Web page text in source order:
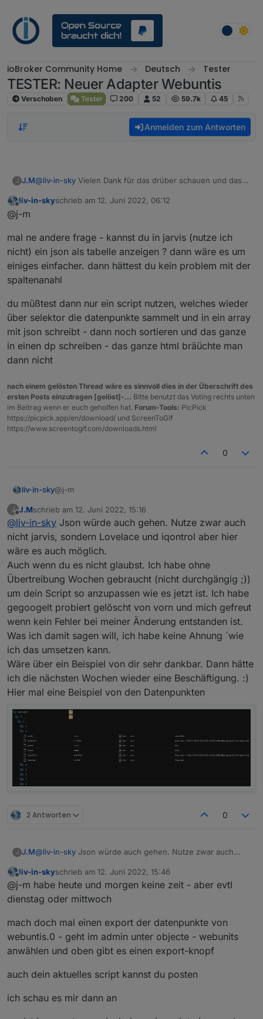
ioBroker Community Home Deutsch Tester
TESTER: Neuer Adapter Webuntis
Verschoben Tester 200 52 59.7k 45
Anmelden zum Antworten
J J.M@liv-in-sky Vielen Dank für das drüber schauen und das
3 Wochen aber Praktikum ist, muss ich mal schauen wann
Wahlpflichtfächer die für alle Klassen gelten. An den
Tagen hab ich dann Probleme mit der Sortierung. Dann
hab ich statt z.b 8 Ordner 20 Ordner im Baum.
Und du hast recht, will natürlich nach Uhrzeit sortieren.
Habe viel mit deinen Tabellen "rumgespielt" und hatte mit
morgen als Überschrift stand. Sah am Wochenende aber
nicht so toll aus. Deshalb hab ich es in die Tabelle mit
aufgenommen und aus der 8 Spalten eine 7 Spalten
gemacht (gerade 7 fehlte) ;).
Deshalb die Verschiebung.
Offline
liv-in-skyschrieb am 12. Juni 2022, 06:12
zuletzt editiert von
@j-m
mal ne andere frage - kannst du in jarvis (nutze ich
nicht) ein json als tabelle anzeigen ? dann wäre es um
einiges einfacher. dann hättest du kein problem mit der
spaltenanahl
du müßtest dann nur ein script nutzen, welches wieder
über selektor die datenpunkte sammelt und in ein array
mit json schreibt - dann noch sortieren und das ganze
in einen dp schreiben - das ganze html bräüchte man
dann nicht
nach einem gelösten Thread wäre es sinnvoll dies in der Überschrift des
ersten Posts einzutragen [gelöst]-... Bitte benutzt das Voting rechts unten
im Beitrag wenn er euch geholfen hat. Forum-Tools: PicPick
https://picpick.app/en/download/ und ScreenToGif
https://www.screentogif.com/downloads.html
0
liv-in-sky@j-m
mal ne andere frage - kannst du in jarvis (nutze ich
nicht) ein json als tabelle anzeigen ? dann wäre es
um einiges einfacher. dann hättest du kein problem
mit der spaltenanahl
du müßtest dann nur ein script nutzen, welches
wieder über selektor die datenpunkte sammelt und in
ein array mit json schreibt - dann noch sortieren und
das ganze in einen dp schreiben - das ganze html
bräüchte man dann nicht
J
Offline
J.Mschrieb am 12. Juni 2022, 15:16
zuletzt editiert von
@liv-in-sky Json würde auch gehen. Nutze zwar auch
nicht jarvis, sondern Lovelace und iqontrol aber hier
wäre es auch möglich.
Auch wenn du es nicht glaubst. Ich habe ohne
Übertreibung Wochen gebraucht (nicht durchgängig ;))
um dein Script so anzupassen wie es jetzt ist. Ich habe
gegoogelt probiert gelöscht von vorn und mich gefreut
wenn kein Fehler bei meiner Änderung entstanden ist.
Was ich damit sagen will, ich habe keine Ahnung ´wie
ich das umsetzen kann.
Wäre über ein Beispiel von dir sehr dankbar. Dann hätte
ich die nächsten Wochen wieder eine Beschäftigung. :)
Hier mal eine Beispiel von den Datenpunkten
2 Antworten 0
J J.M@liv-in-sky Json würde auch gehen. Nutze zwar auch
es auch möglich.
Auch wenn du es nicht glaubst. Ich habe ohne
Übertreibung Wochen gebraucht (nicht durchgängig ;)) um
dein Script so anzupassen wie es jetzt ist. Ich habe
gegoogelt probiert gelöscht von vorn und mich gefreut
wenn kein Fehler bei meiner Änderung entstanden ist.
Was ich damit sagen will, ich habe keine Ahnung ´wie ich
das umsetzen kann.
ich die nächsten Wochen wieder eine Beschäftigung. :)
Offline
liv-in-skyschrieb am 12. Juni 2022, 15:46
zuletzt editiert von
@j-m habe heute und morgen keine zeit - aber evtl
dienstag oder mittwoch
mach doch mal einen export der datenpunkte von
webuntis.0 - geht im admin unter objecte - webunits
anwählen und oben gibt es einen export-knopf
auch dein aktuelles script kannst du posten
ich schau es mir dann an